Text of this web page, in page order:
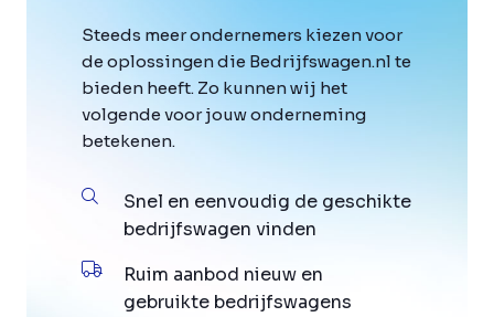
Steeds meer ondernemers kiezen voor
de oplossingen die Bedrijfswagen.nl te
bieden heeft. Zo kunnen wij het
volgende voor jouw onderneming
betekenen.
Snel en eenvoudig de geschikte
bedrijfswagen vinden
Ruim aanbod nieuw en
gebruikte bedrijfswagens